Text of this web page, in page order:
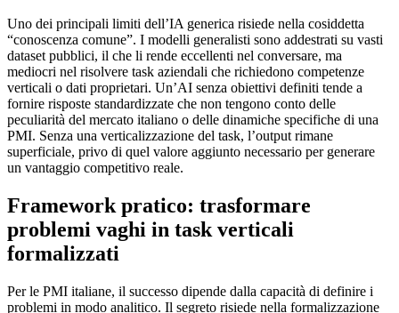
Uno dei principali limiti dell’IA generica risiede nella cosiddetta
“conoscenza comune”. I modelli generalisti sono addestrati su vasti
dataset pubblici, il che li rende eccellenti nel conversare, ma
mediocri nel risolvere task aziendali che richiedono competenze
verticali o dati proprietari. Un’AI senza obiettivi definiti tende a
fornire risposte standardizzate che non tengono conto delle
peculiarità del mercato italiano o delle dinamiche specifiche di una
PMI. Senza una verticalizzazione del task, l’output rimane
superficiale, privo di quel valore aggiunto necessario per generare
un vantaggio competitivo reale.
Framework pratico: trasformare
problemi vaghi in task verticali
formalizzati
Per le PMI italiane, il successo dipende dalla capacità di definire i
problemi in modo analitico. Il segreto risiede nella formalizzazione